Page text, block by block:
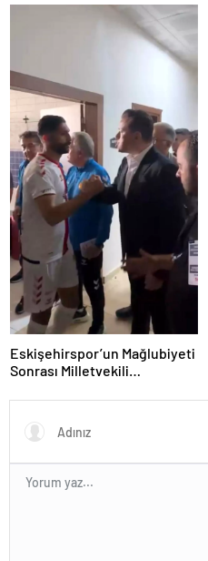
Eskişehirspor’un Mağlubiyeti
Sonrası Milletvekili